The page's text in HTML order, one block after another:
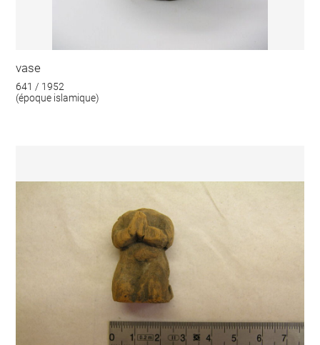
vase
641 / 1952
(époque islamique)